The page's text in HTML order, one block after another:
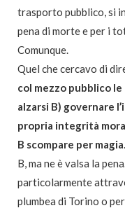
trasporto pubblico, si
pena di morte e per i
Comunque.
Quel che cercavo di
col mezzo pubblico
alzarsi B) governare
propria integrità
B scompare per magia
B, ma ne è valsa la
particolarmente
plumbea di Torino o